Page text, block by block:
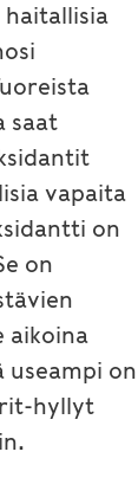
saat
vapaita
on
on
aikoina
useampi on
hyllyt